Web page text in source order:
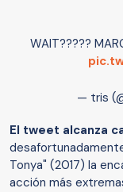
WAIT?????
— tris
El tweet alcanza
Tonya" (2017) la
acción más